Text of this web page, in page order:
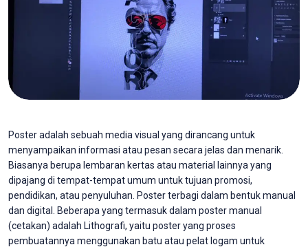
Poster adalah sebuah media visual yang dirancang untuk
menyampaikan informasi atau pesan secara jelas dan menarik.
Biasanya berupa lembaran kertas atau material lainnya yang
dipajang di tempat-tempat umum untuk tujuan promosi,
pendidikan, atau penyuluhan. Poster terbagi dalam bentuk manual
dan digital. Beberapa yang termasuk dalam poster manual
(cetakan) adalah Lithografi, yaitu poster yang proses
pembuatannya menggunakan batu atau pelat logam untuk